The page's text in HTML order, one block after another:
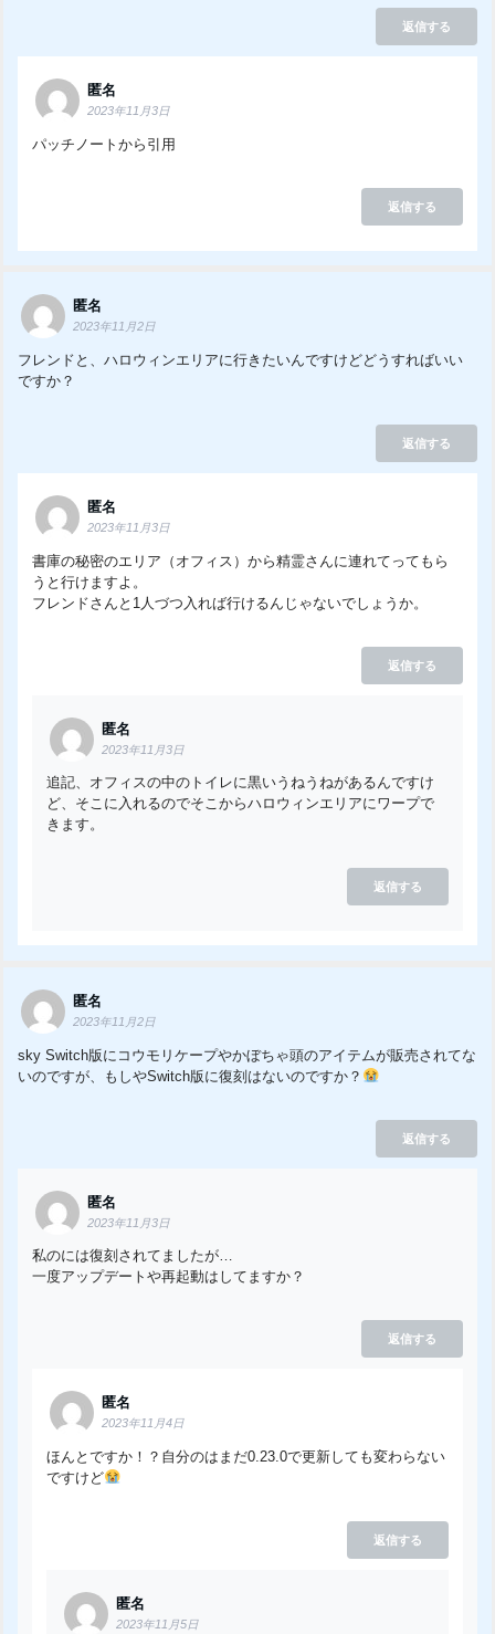
返信する
匿名
2023年11月3日
パッチノートから引用
返信する
匿名
2023年11月2日
フレンドと、ハロウィンエリアに行きたいんですけどどうすればいい
ですか？
返信する
匿名
2023年11月3日
書庫の秘密のエリア（オフィス）から精霊さんに連れてってもら
うと行けますよ。
フレンドさんと1人づつ入れば行けるんじゃないでしょうか。
返信する
匿名
2023年11月3日
追記、オフィスの中のトイレに黒いうねうねがあるんですけ
ど、そこに入れるのでそこからハロウィンエリアにワープで
きます。
返信する
匿名
2023年11月2日
sky Switch版にコウモリケープやかぼちゃ頭のアイテムが販売されてな
いのですが、もしやSwitch版に復刻はないのですか？
返信する
匿名
2023年11月3日
私のには復刻されてましたが…
一度アップデートや再起動はしてますか？
返信する
匿名
2023年11月4日
ほんとですか！？自分のはまだ0.23.0で更新しても変わらない
ですけど
返信する
匿名
2023年11月5日